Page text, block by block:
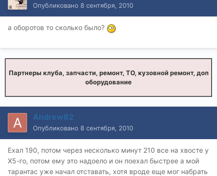
Опубликовано 8 сентября, 2010
а оборотов то сколько было?
Партнеры клуба, запчасти, ремонт, ТО, кузовной ремонт, доп
оборудование
Andrew82
Опубликовано 8 сентября, 2010
Ехал 190, потом через несколько минут 210 все на хвосте у
Х5-го, потом ему это надоело и он поехал быстрее а мой
тарантас уже начал отставать, хотя вроде еще мог набрать